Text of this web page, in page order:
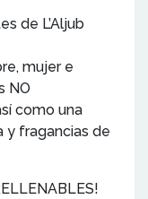
de L’Aljub
mujer e
NO
como una
y fragancias de